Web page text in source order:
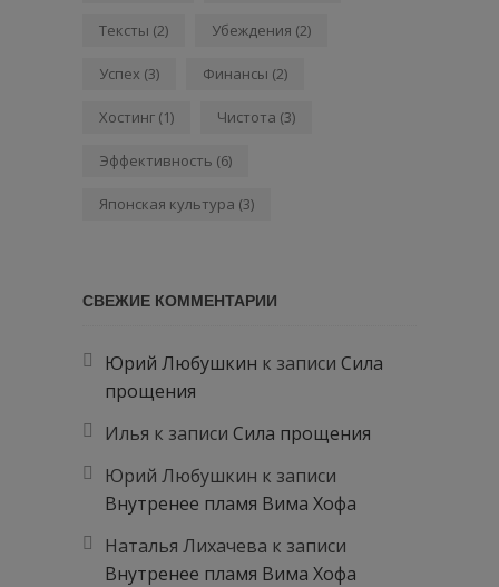
Тексты (2) Убеждения (2)
Успех (3) Финансы (2)
Хостинг (1) Чистота (3)
Эффективность (6)
Японская культура (3)
СВЕЖИЕ КОММЕНТАРИИ
Юрий Любушкин к записи Сила
прощения
Илья к записи Сила прощения
Юрий Любушкин к записи
Внутренее пламя Вима Хофа
Наталья Лихачева к записи
Внутренее пламя Вима Хофа